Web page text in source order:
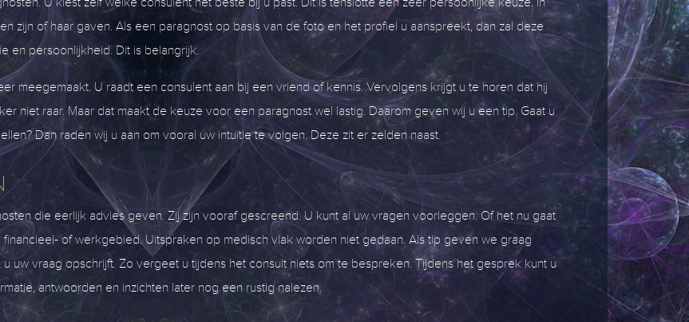
zijn of haar gaven. Als een paragnost op basis van de foto en het profiel u aanspreekt, dan zal deze
en persoonlijkheid. Dit is belangrijk.
meegemaakt. U raadt een consulent aan bij een vriend of kennis. Vervolgens krijgt u te horen dat hij
niet raar. Maar dat maakt de keuze voor een paragnost wel lastig. Daarom geven wij u een tip. Gaat u
Dan raden wij u aan om vooral uw intuïtie te volgen. Deze zit er zelden naast.
die eerlijk advies geven. Zij zijn vooraf gescreend. U kunt al uw vragen voorleggen. Of het nu gaat
of werkgebied. Uitspraken op medisch vlak worden niet gedaan. Als tip geven we graag
uw vraag opschrijft. Zo vergeet u tijdens het consult niets om te bespreken. Tijdens het gesprek kunt u
antwoorden en inzichten later nog een rustig nalezen.